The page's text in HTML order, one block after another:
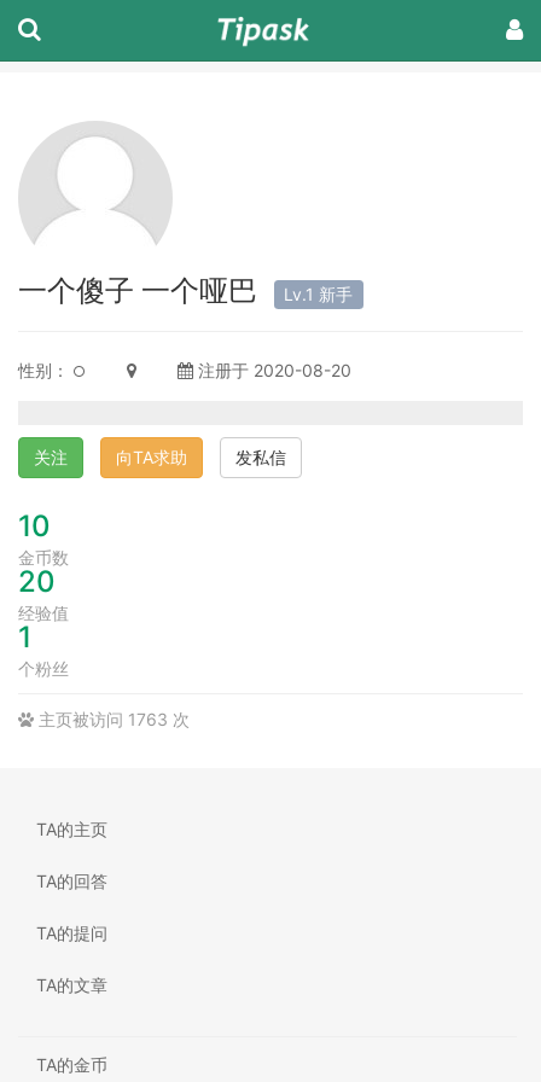
一个傻子 一个哑巴 Lv.1 新手
性别： 注册于 2020-08-20
关注 向TA求助 发私信
10
金币数
20
经验值
1
个粉丝
主页被访问 1763 次
TA的主页
TA的回答
TA的提问
TA的文章
TA的金币